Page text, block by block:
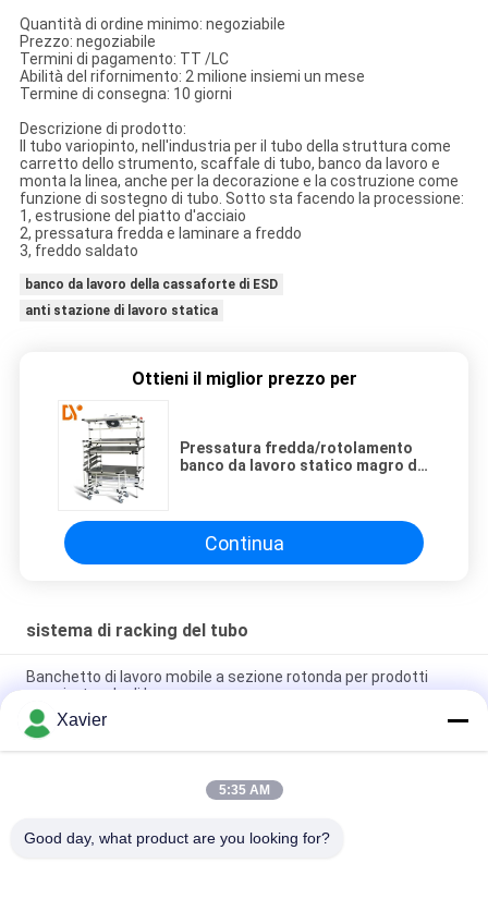
Quantità di ordine minimo: negoziabile
Prezzo: negoziabile
Termini di pagamento: TT /LC
Abilità del rifornimento: 2 milione insiemi un mese
Termine di consegna: 10 giorni
Descrizione di prodotto:
Il tubo variopinto, nell'industria per il tubo della struttura come
carretto dello strumento, scaffale di tubo, banco da lavoro e
monta la linea, anche per la decorazione e la costruzione come
funzione di sostegno di tubo. Sotto sta facendo la processione:
1, estrusione del piatto d'acciaio
2, pressatura fredda e laminare a freddo
3, freddo saldato
banco da lavoro della cassaforte di ESD
anti stazione di lavoro statica
Ottieni il miglior prezzo per
Pressatura fredda/rotolamento
banco da lavoro statico magro del
Continua
sistema di racking del tubo
Banchetto di lavoro mobile a sezione rotonda per prodotti
magri e tavolo di lavoro
Rivestimento colorato dello spruzzo del sistema di racking del
tubo del tubo per l'officina logistica
Personalizzazione magra rivestita di plastica dello scaffale
Xavier
5:35 AM
Good day, what product are you looking for?